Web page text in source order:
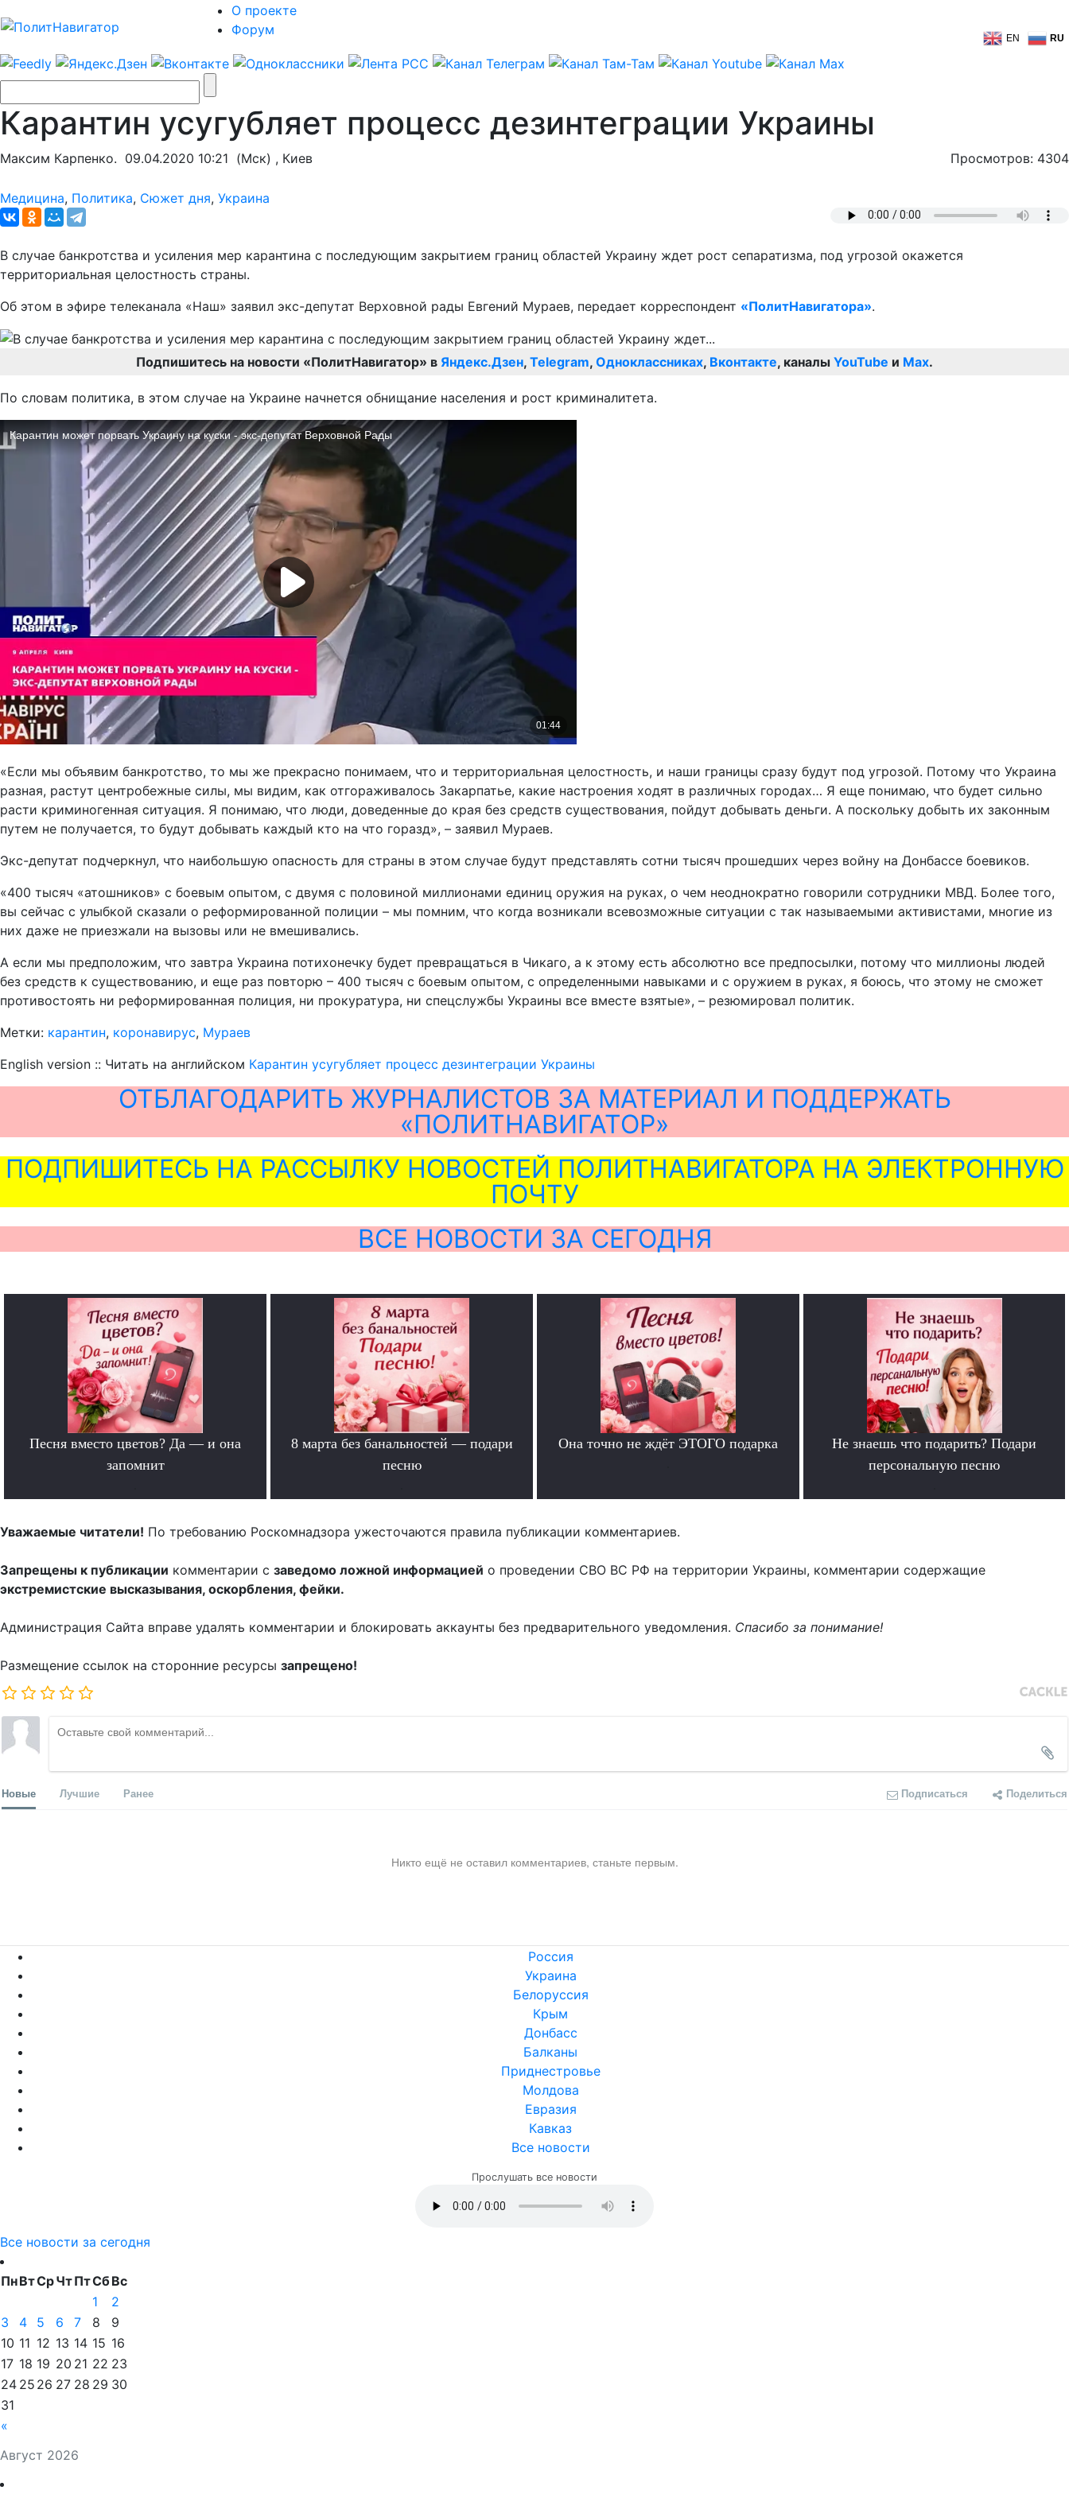
О проекте
Форум
EN RU
Карантин усугубляет процесс дезинтеграции Украины
Максим Карпенко. 09.04.2020 10:21 (Мск) , Киев Просмотров: 4304
Медицина, Политика, Сюжет дня, Украина
В случае банкротства и усиления мер карантина с последующим закрытием границ областей Украину ждет рост сепаратизма, под угрозой окажется
территориальная целостность страны.
Об этом в эфире телеканала «Наш» заявил экс-депутат Верховной рады Евгений Мураев, передает корреспондент «ПолитНавигатора».
Подпишитесь на новости «ПолитНавигатор» в Яндекс.Дзен, Telegram, Одноклассниках, Вконтакте, каналы YouTube и Max.
По словам политика, в этом случае на Украине начнется обнищание населения и рост криминалитета.
«Если мы объявим банкротство, то мы же прекрасно понимаем, что и территориальная целостность, и наши границы сразу будут под угрозой. Потому что Украина
разная, растут центробежные силы, мы видим, как отгораживалось Закарпатье, какие настроения ходят в различных городах… Я еще понимаю, что будет сильно
расти криминогенная ситуация. Я понимаю, что люди, доведенные до края без средств существования, пойдут добывать деньги. А поскольку добыть их законным
путем не получается, то будут добывать каждый кто на что горазд», – заявил Мураев.
Экс-депутат подчеркнул, что наибольшую опасность для страны в этом случае будут представлять сотни тысяч прошедших через войну на Донбассе боевиков.
«400 тысяч «атошников» с боевым опытом, с двумя с половиной миллионами единиц оружия на руках, о чем неоднократно говорили сотрудники МВД. Более того,
вы сейчас с улыбкой сказали о реформированной полиции – мы помним, что когда возникали всевозможные ситуации с так называемыми активистами, многие из
них даже не приезжали на вызовы или не вмешивались.
А если мы предположим, что завтра Украина потихонечку будет превращаться в Чикаго, а к этому есть абсолютно все предпосылки, потому что миллионы людей
без средств к существованию, и еще раз повторю – 400 тысяч с боевым опытом, с определенными навыками и с оружием в руках, я боюсь, что этому не сможет
противостоять ни реформированная полиция, ни прокуратура, ни спецслужбы Украины все вместе взятые», – резюмировал политик.
Метки: карантин, коронавирус, Мураев
English version :: Читать на английском Карантин усугубляет процесс дезинтеграции Украины
ОТБЛАГОДАРИТЬ ЖУРНАЛИСТОВ ЗА МАТЕРИАЛ И ПОДДЕРЖАТЬ
«ПОЛИТНАВИГАТОР»
ПОДПИШИТЕСЬ НА РАССЫЛКУ НОВОСТЕЙ ПОЛИТНАВИГАТОРА НА ЭЛЕКТРОННУЮ
ПОЧТУ
ВСЕ НОВОСТИ ЗА СЕГОДНЯ
Песня вместо цветов? Да — и она
запомнит
8 марта без банальностей — подари
песню
Она точно не ждёт ЭТОГО подарка
Не знаешь что подарить? Подари
персональную песню
Уважаемые читатели! По требованию Роскомнадзора ужесточаются правила публикации комментариев.
Запрещены к публикации комментарии с заведомо ложной информацией о проведении СВО ВС РФ на территории Украины, комментарии содержащие
экстремистские высказывания, оскорбления, фейки.
Администрация Сайта вправе удалять комментарии и блокировать аккаунты без предварительного уведомления. Спасибо за понимание!
Размещение ссылок на сторонние ресурсы запрещено!
Новые Лучшие Ранее Подписаться Поделиться
Никто ещё не оставил комментариев, станьте первым.
Россия
Украина
Белоруссия
Крым
Донбасс
Балканы
Приднестровье
Молдова
Евразия
Кавказ
Все новости
Прослушать все новости
Все новости за сегодня
Август 2026
ПнВтСрЧтПтСбВс
«
1
2
3
4 5 6 7 8
9
10 11 12 13 14 15 16
17 18 19 20 21 22 23
24 25 26 27 28 29 30
31